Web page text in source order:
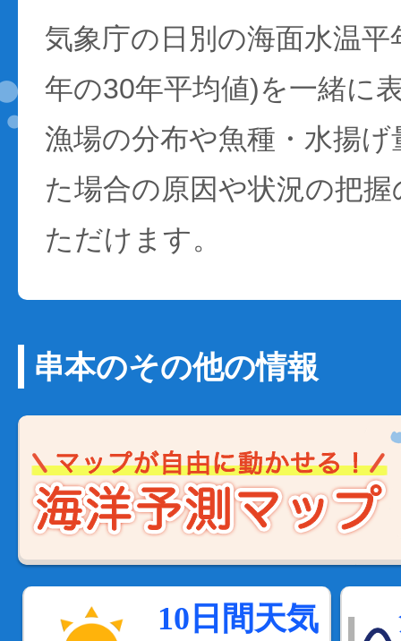
気象庁の日別の海面水温
年の30年平均値)を一緒に
漁場の分布や魚種・水揚
た場合の原因や状況の把
ただけます。
串本のその他の情報
10日間天気